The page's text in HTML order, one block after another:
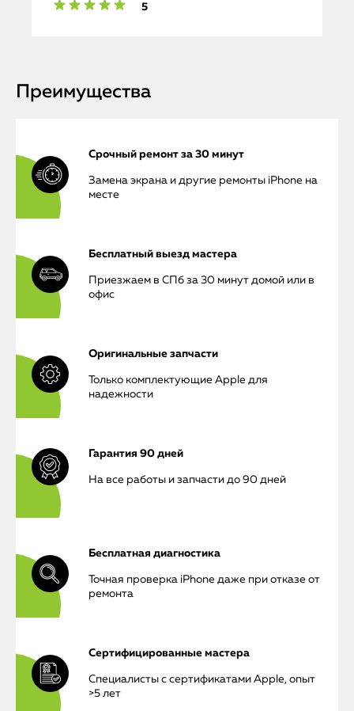
MacBook
Watch
5
Преимущества
Срочный ремонт за 30 минут
Замена экрана и другие ремонты iPhone на
месте
Бесплатный выезд мастера
Приезжаем в СПб за 30 минут домой или в
офис
Оригинальные запчасти
Только комплектующие Apple для
надежности
Гарантия 90 дней
На все работы и запчасти до 90 дней
Бесплатная диагностика
Точная проверка iPhone даже при отказе от
ремонта
Сертифицированные мастера
Специалисты с сертификатами Apple, опыт
>5 лет